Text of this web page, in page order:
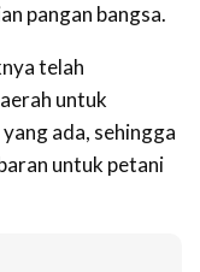
pangan bangsa.
telah
untuk
ada, sehingga
untuk petani